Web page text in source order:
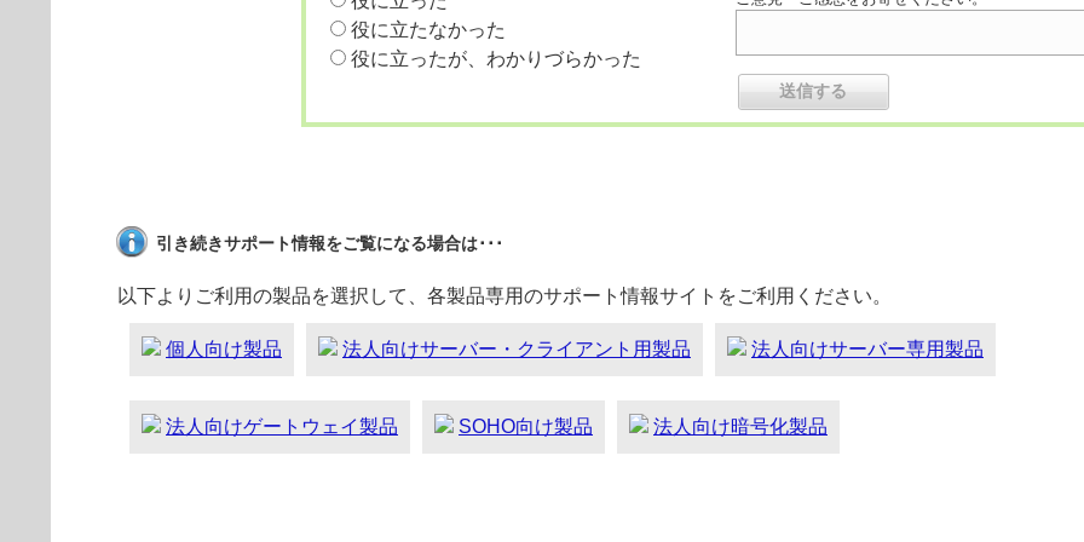
役に立たなかった
役に立ったが、わかりづらかった
引き続きサポート情報をご覧になる場合は･･･
以下よりご利用の製品を選択して、各製品専用のサポート情報サイトをご利用ください。
個人向け製品 法人向けサーバー・クライアント用製品 法人向けサーバー専用製品
法人向けゲートウェイ製品 SOHO向け製品 法人向け暗号化製品